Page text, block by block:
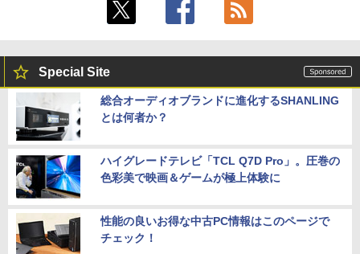
Special Site
総合オーディオブランドに進化するSHANLING
とは何者か？
ハイグレードテレビ「TCL Q7D Pro」。圧巻の
色彩美で映画＆ゲームが極上体験に
性能の良いお得な中古PC情報はこのページで
チェック！